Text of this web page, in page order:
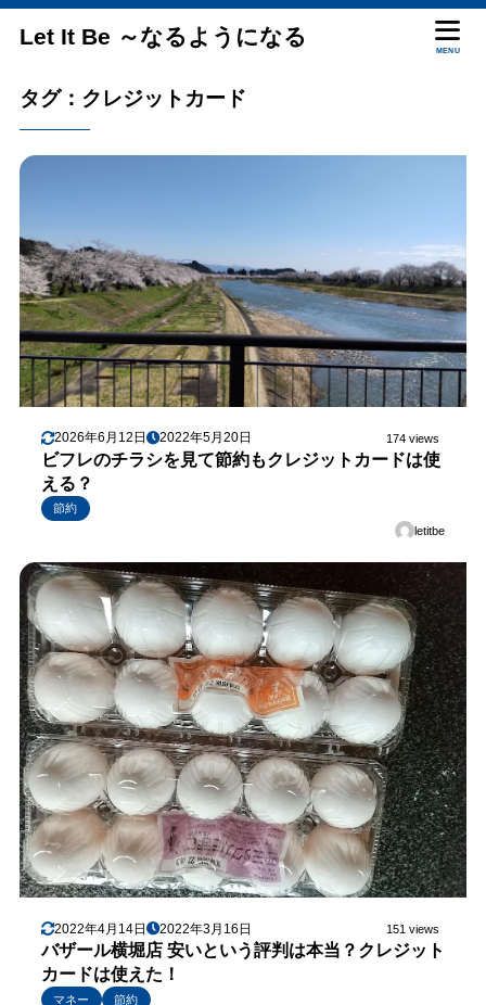
Let It Be ～なるようになる
MENU
タグ：クレジットカード
2026年6月12日 2022年5月20日 174 views
ビフレのチラシを見て節約もクレジットカードは使
える？
節約
letitbe
2022年4月14日 2022年3月16日 151 views
バザール横堀店 安いという評判は本当？クレジット
カードは使えた！
マネー
節約